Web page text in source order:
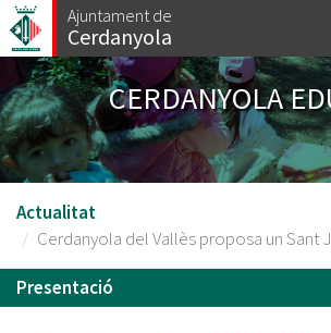
Vés
al
contingut
Ajuntament de
Cerdanyola
CERDANYOLA
Actualitat
Cerdanyola del Vallès proposa un Sant
Presentació